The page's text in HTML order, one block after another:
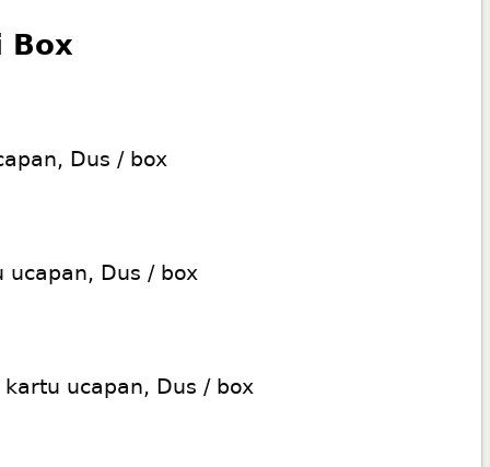
Box
Dus / box
Dus / box
ucapan, Dus / box